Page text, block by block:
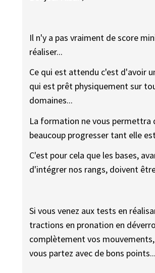
Il n'y a pas vraiment de score
réaliser...
Ce qui est attendu c'est d'avoir
qui est prêt physiquement sur
domaines...
La formation ne vous permettra
beaucoup progresser tant elle
C'est pour cela que les bases,
d'intégrer nos rangs, doivent
Si vous venez aux tests en
tractions en pronation en
complètement vos
vous partez avec de bons